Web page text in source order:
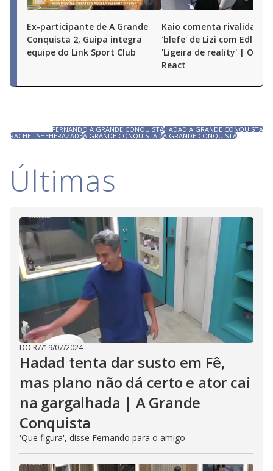
Ex-participante de A Grande
Conquista 2, Guipa integra
equipe do Link Sport Club
Kaio comenta rivalidade e
'blefe' de Lizi com Edlaine:
'Ligeira de reality' | O
React
FERNANDO A GRANDE CONQUISTAHADAD A GRANDE CONQUISTA
RACHEL SHEHERAZADEA GRANDE CONQUISTA 2A GRANDE CONQUISTA
Últimas
DO R7/19/07/2024
Hadad tenta dar susto em Fê,
mas plano não dá certo e ator cai
na gargalhada | A Grande
Conquista
'Que figura', disse Fernando para o amigo